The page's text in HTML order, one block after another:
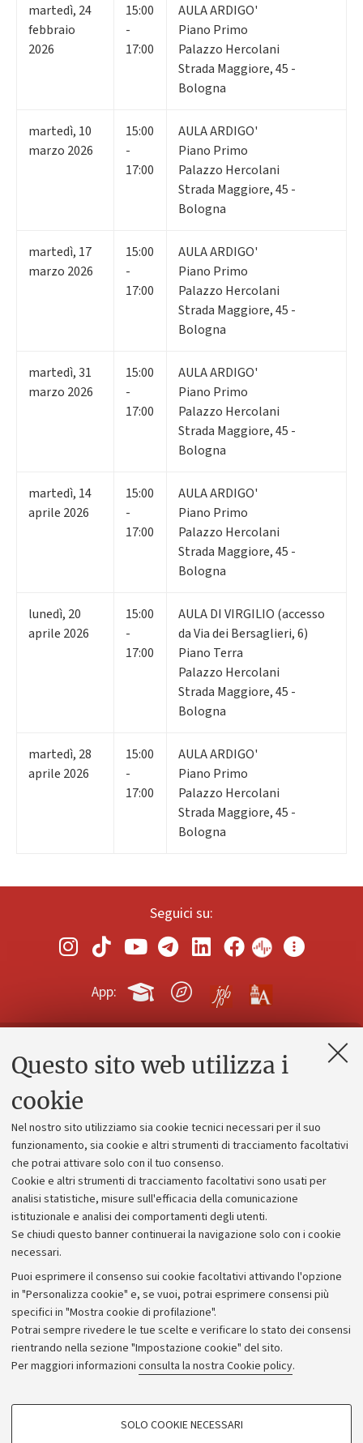
Questo sito web utilizza i
cookie
Nel nostro sito utilizziamo sia cookie tecnici necessari per il suo
funzionamento, sia cookie e altri strumenti di tracciamento facoltativi
che potrai attivare solo con il tuo consenso.
Cookie e altri strumenti di tracciamento facoltativi sono usati per
analisi statistiche, misure sull'efficacia della comunicazione
istituzionale e analisi dei comportamenti degli utenti.
Se chiudi questo banner continuerai la navigazione solo con i cookie
necessari.
Puoi esprimere il consenso sui cookie facoltativi attivando l'opzione
in "Personalizza cookie" e, se vuoi, potrai esprimere consensi più
specifici in "Mostra cookie di profilazione".
Potrai sempre rivedere le tue scelte e verificare lo stato dei consensi
rientrando nella sezione "Impostazione cookie" del sito.
Per maggiori informazioni consulta la nostra Cookie policy.
COOKIE DI PROFILAZIONE - FACOLTATIVI
SOLO COOKIE NECESSARI
martedì, 24
febbraio
2026
15:00
-
17:00
AULA ARDIGO'
Piano Primo
Palazzo Hercolani
Strada Maggiore, 45 -
Bologna
martedì, 10
marzo 2026
15:00
-
17:00
AULA ARDIGO'
Piano Primo
Palazzo Hercolani
Strada Maggiore, 45 -
Bologna
martedì, 17
marzo 2026
15:00
-
17:00
AULA ARDIGO'
Piano Primo
Palazzo Hercolani
Strada Maggiore, 45 -
Bologna
martedì,31
marzo 2026
15:00
-
17:00
AULA ARDIGO'
Piano Primo
Palazzo Hercolani
Strada Maggiore, 45 -
Bologna
martedì, 14
aprile 2026
15:00
-
17:00
AULA ARDIGO'
Piano Primo
Palazzo Hercolani
Strada Maggiore, 45 -
Bologna
lunedì, 20
aprile 2026
15:00
-
17:00
AULA DI VIRGILIO (accesso
da Via dei Bersaglieri, 6)
Piano Terra
Palazzo Hercolani
Strada Maggiore, 45 -
Bologna
martedì, 28
aprile 2026
15:00
-
17:00
AULA ARDIGO'
Piano Primo
Palazzo Hercolani
Strada Maggiore, 45 -
Bologna
Seguici su:
App:
Contatti e PEC
Alumni community
Piano strategico
Bilanci
Donazioni e 5x1000
Merchandising - UniboStore
Bandi, gare e concorsi
Albo online
Amministrazione trasparente
Atti di notifica
Informazioni sul sito e accessibilità
Dichiarazione di accessibilità
Privacy e note legali